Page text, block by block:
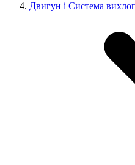
Двигун і Система